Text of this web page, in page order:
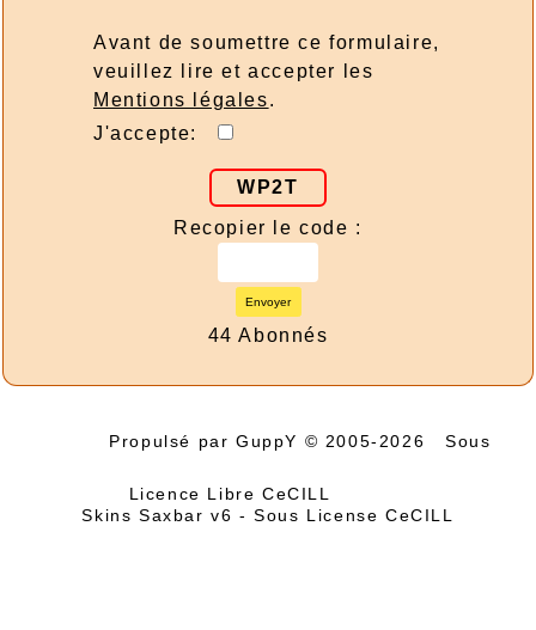
Avant de soumettre ce formulaire,
veuillez lire et accepter les
Mentions légales.
J'accepte:
WP2T
Recopier le code :
Envoyer
44 Abonnés
Propulsé par GuppY © 2005-2026 Sous
Licence Libre CeCILL
Skins Saxbar v6 -Sous License CeCILL